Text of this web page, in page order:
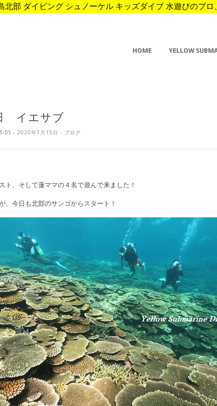
北部 ダイビング シュノーケル キッズダイブ 水遊びのプ
HOME YELLOW
イエサブ
DS - 2020年7月15日 - ブログ
ト、そして蓮ママの４名で遊んで来ました！
、今日も北部のサンゴからスタート！